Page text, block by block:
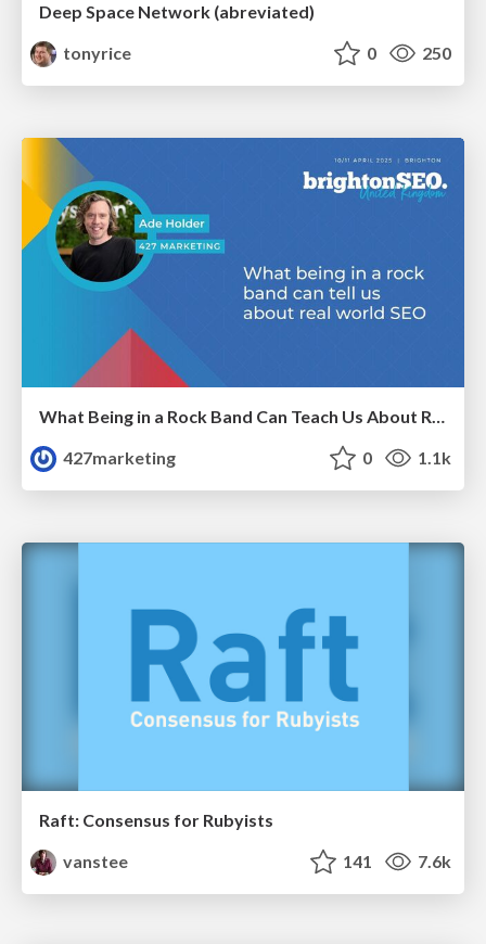
Deep Space Network (abreviated)
tonyrice
0 250
What Being in a Rock Band Can Teach Us About Real World SEO
427marketing
0 1.1k
Raft: Consensus for Rubyists
vanstee
141 7.6k